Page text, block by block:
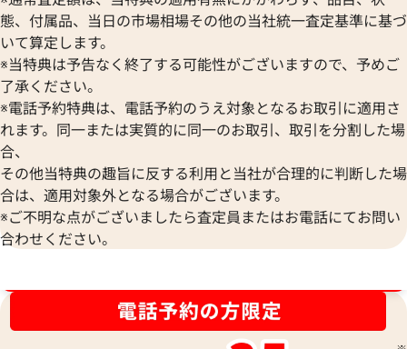
ルイヴィトン ネックレス ペンダントトッ
プ
参考買取価格
24,000円
2025年8月17日時点
ルイヴィトン ネ
プ
参考買取価格
2025年10月17日
態、付属品、当日の市場相場その他の当社統一査定基準に基づ
いて算定します。
※当特典は予告なく終了する可能性がございますので、予めご
了承ください。
※電話予約特典は、電話予約のうえ対象となるお取引に適用さ
れます。同一または実質的に同一のお取引、取引を分割した場
合、
その他当特典の趣旨に反する利用と当社が合理的に判断した場
合は、適用対象外となる場合がございます。
※ご不明な点がございましたら査定員またはお電話にてお問い
合わせください。